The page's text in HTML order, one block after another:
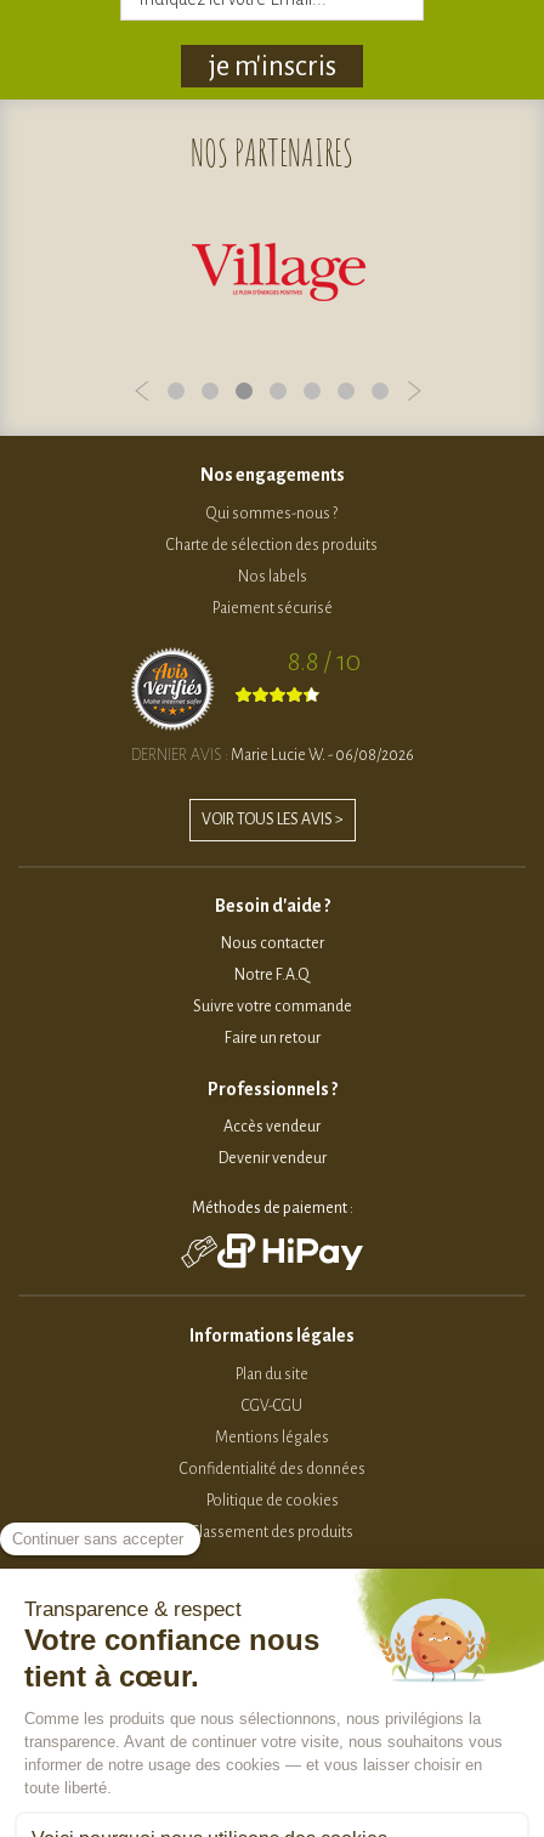
je m'inscris
NOS PARTENAIRES
Nos engagements
Qui sommes-nous ?
Charte de sélection des produits
Nos labels
Paiement sécurisé
8.8 / 10
DERNIER AVIS : Marie Lucie W. - 06/08/2026
VOIR TOUS LES AVIS >
Besoin d'aide ?
Nous contacter
Notre F.A.Q
Suivre votre commande
Faire un retour
Professionnels ?
Accès vendeur
Devenir vendeur
Méthodes de paiement :
Informations légales
Plan du site
CGV-CGU
Mentions légales
Confidentialité des données
Politique de cookies
Classement des produits
2015-2026 - Sevellia
ACCÈS VENDEURS